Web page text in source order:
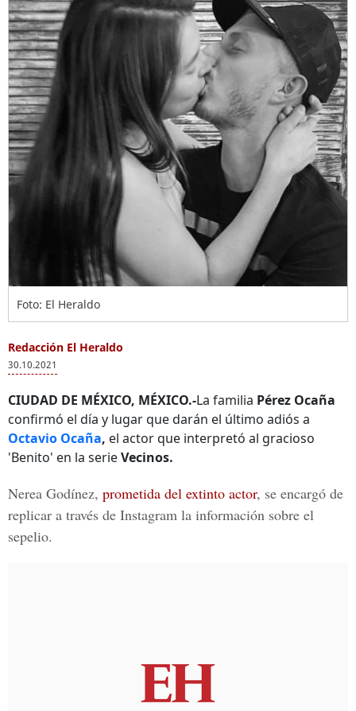
Foto: El Heraldo
Redacción El Heraldo
30.10.2021
CIUDAD DE MÉXICO, MÉXICO.-La familia Pérez Ocaña
confirmó el día y lugar que darán el último adiós a
Octavio Ocaña, el actor que interpretó al gracioso
'Benito' en la serieVecinos.
Nerea Godínez, prometida del extinto actor, se encargó de
replicar a través de Instagram la información sobre el
sepelio.